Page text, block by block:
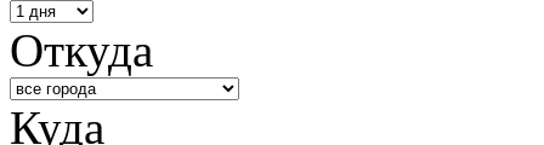
Откуда
Куда